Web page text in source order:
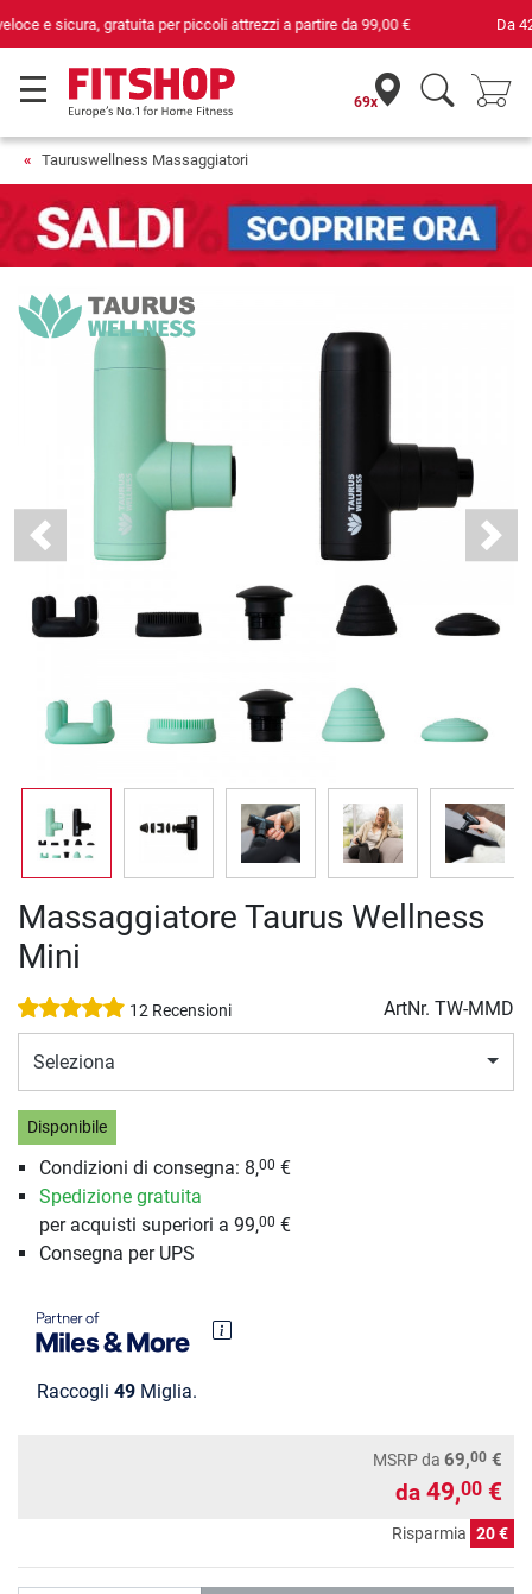
Da 42 anni i tuoi esperti di fiducia per il fitness domestico
69x
Tauruswellness Massaggiatori
Previous Next
Massaggiatore Taurus Wellness
Mini
12 Recensioni ArtNr. TW-MMD
Seleziona
Disponibile
Condizioni di consegna: 8,00 €
Spedizione gratuita
per acquisti superiori a 99,00 €
Consegna per UPS
Raccogli 49 Miglia.
MSRPda 69,00 €
da 49,00 €
Risparmia 20 €